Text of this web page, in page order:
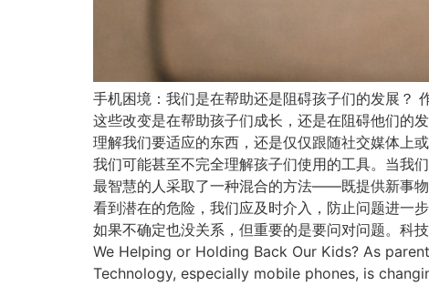
手机困境：我们是在帮助还是阻碍孩子们的发展？
这些改变是在帮助孩子们成长，还是在阻碍他们的
理解我们要适应的东西，还是仅仅跟随社交媒体上
我们可能甚至不完全理解孩子们使用的工具。当我
最智慧的人采取了一种混合的方法——既提供新事
看到潜在的危险，我们应及时介入，防止问题进一
如果不确定也没关系，但重要的是要问对问题。科
We Helping or Holding Back Our Kids? As
Technology, especially mobile phones, is